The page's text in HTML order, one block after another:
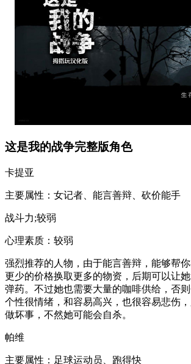
这是我的战争完整版角色
卡提亚
主要属性：女记者、能言善辩、砍价能手
战斗力;较弱
心理素质：较弱
强烈推荐的人物，由于能言善辩，能够帮
更少的价格换取更多的物资，后期可以让
弹药。不过她也需要大量的咖啡供给，否
个性很情绪，和容易高兴，也很容易悲伤
做坏事，不然她可能会自杀。
帕维
主要属性：足球运动员、跑得快